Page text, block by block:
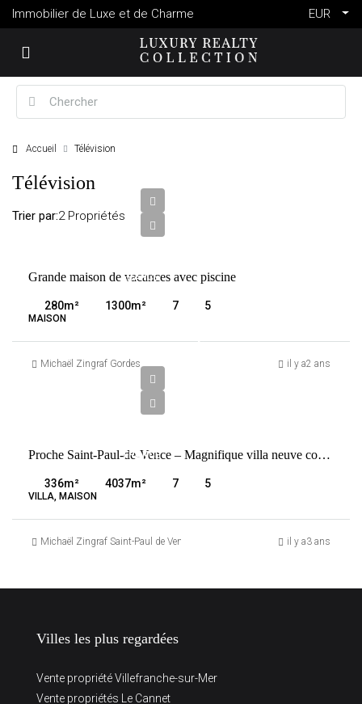
Immobilier de Luxe et de Charme EUR
Accueil Télévision
Télévision
2 Propriétés
Trier par:
FRANCE
Grande maison de vacances avec piscine
280m² 1300m² 7 5
MAISON
Michaël Zingraf Gordes il y a2 ans
FRANCE
6
Proche Saint-Paul-de-Vence – Magnifique villa neuve contemporaine vue mer
336m² 4037m² 7 5
VILLA, MAISON
Michaël Zingraf Saint-Paul de Vence il y a3 ans
Villes les plus regardées
Vente propriété Villefranche-sur-Mer
Vente propriétés Le Cannet